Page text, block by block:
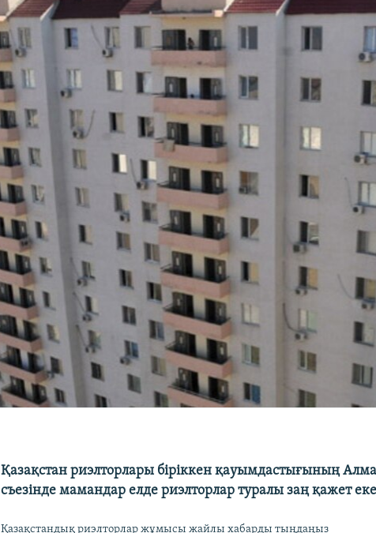
Қазақстан риэлторлары біріккен қауымдастығының
съезінде мамандар елде риэлторлар туралы заң қажет
Қазақстандық риэлторлар жұмысы жайлы хабарды тыңдаңыз